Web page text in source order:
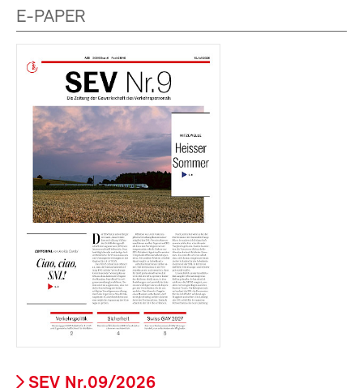
E-PAPER
SEV Nr.09/2026